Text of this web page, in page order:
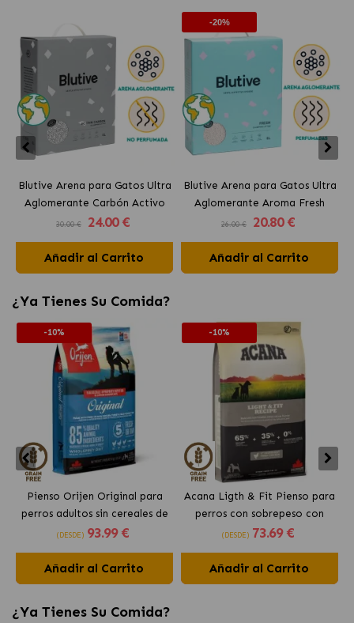
Blutive Arena para Gatos Ultra
Aglomerante Carbón Activo
30.00 € 24.00 €
Añadir al Carrito
-20%
Blutive Arena para Gatos Ultra
Aglomerante Aroma Fresh
26.00 € 20.80 €
Añadir al Carrito
¿Ya Tienes Su Comida?
-10%
Pienso Orijen Original para
perros adultos sin cereales de
pollo
(DESDE) 93.99 €
Añadir al Carrito
-10%
Acana Ligth & Fit Pienso para
perros con sobrepeso con
pollo fresco
(DESDE) 73.69 €
Añadir al Carrito
¿Ya Tienes Su Comida?